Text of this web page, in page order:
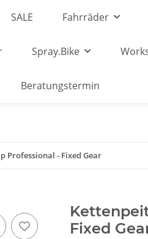
SALE Fahrräder
Spray.Bike
Beratungstermin
Professional - Fixed Gear
Fixed